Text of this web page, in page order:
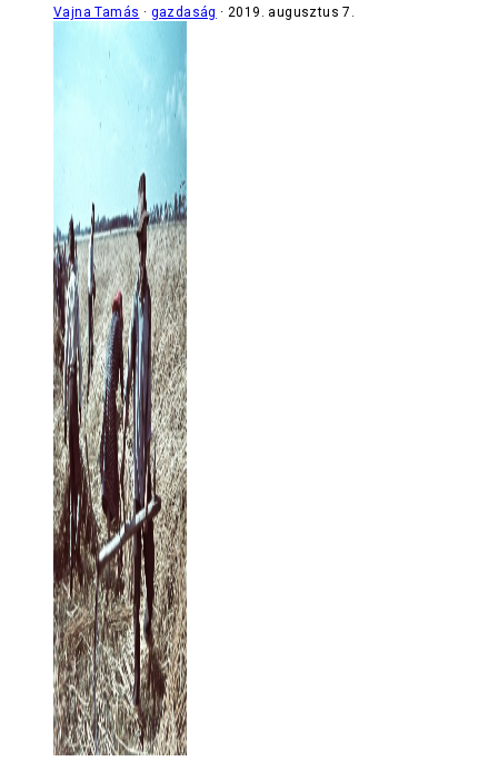
Vajna Tamás gazdaság 2019. augusztus 7.